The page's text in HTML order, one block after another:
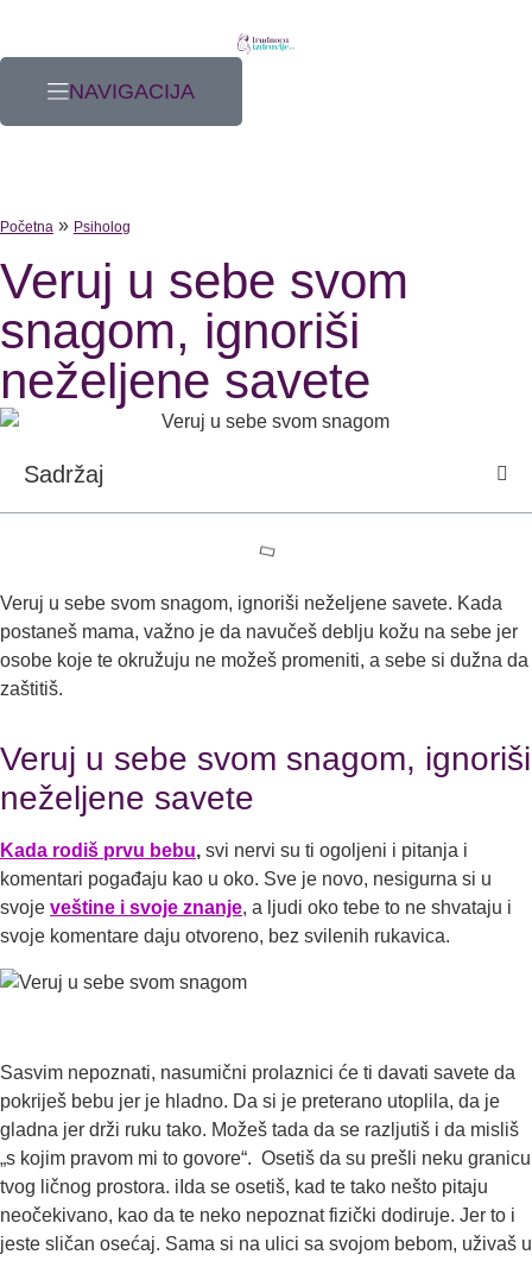
NAVIGACIJA
Početna » Psiholog
Veruj u sebe svom
snagom, ignoriši
neželjene savete
Sadržaj
Veruj u sebe svom snagom, ignoriši neželjene savete. Kada
postaneš mama, važno je da navučeš deblju kožu na sebe jer
osobe koje te okružuju ne možeš promeniti, a sebe si dužna da
zaštitiš.
Veruj u sebe svom snagom, ignoriši
neželjene savete
Kada rodiš prvu bebu, svi nervi su ti ogoljeni i pitanja i
komentari pogađaju kao u oko. Sve je novo, nesigurna si u
svoje veštine i svoje znanje, a ljudi oko tebe to ne shvataju i
svoje komentare daju otvoreno, bez svilenih rukavica.
Sasvim nepoznati, nasumični prolaznici će ti davati savete da
pokriješ bebu jer je hladno. Da si je preterano utoplila, da je
gladna jer drži ruku tako. Možeš tada da se razljutiš i da misliš
„s kojim pravom mi to govore“. Osetiš da su prešli neku granicu
tvog ličnog prostora. iIda se osetiš, kad te tako nešto pitaju
neočekivano, kao da te neko nepoznat fizički dodiruje. Jer to i
jeste sličan osećaj. Sama si na ulici sa svojom bebom, uživaš u